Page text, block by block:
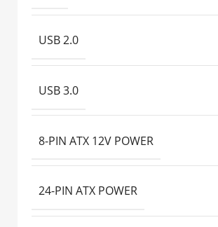
USB 2.0
USB 3.0
8-PIN ATX 12V POWER
24-PIN ATX POWER